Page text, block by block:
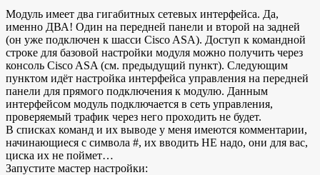
Модуль имеет два гигабитных сетевых интерфейса. Да,
именно ДВА! Один на передней панели и второй на задней
(он уже подключен к шасси Cisco ASA). Доступ к командной
строке для базовой настройки модуля можно получить через
консоль Cisco ASA (см. предыдущий пункт). Следующим
пунктом идёт настройка интерфейса управления на передней
панели для прямого подключения к модулю. Данным
интерфейсом модуль подключается в сеть управления,
проверяемый трафик через него проходить не будет.
В списках команд и их выводе у меня имеются комментарии,
начинающиеся с символа #, их вводить НЕ надо, они для вас,
циска их не поймет…
Запустите мастер настройки: